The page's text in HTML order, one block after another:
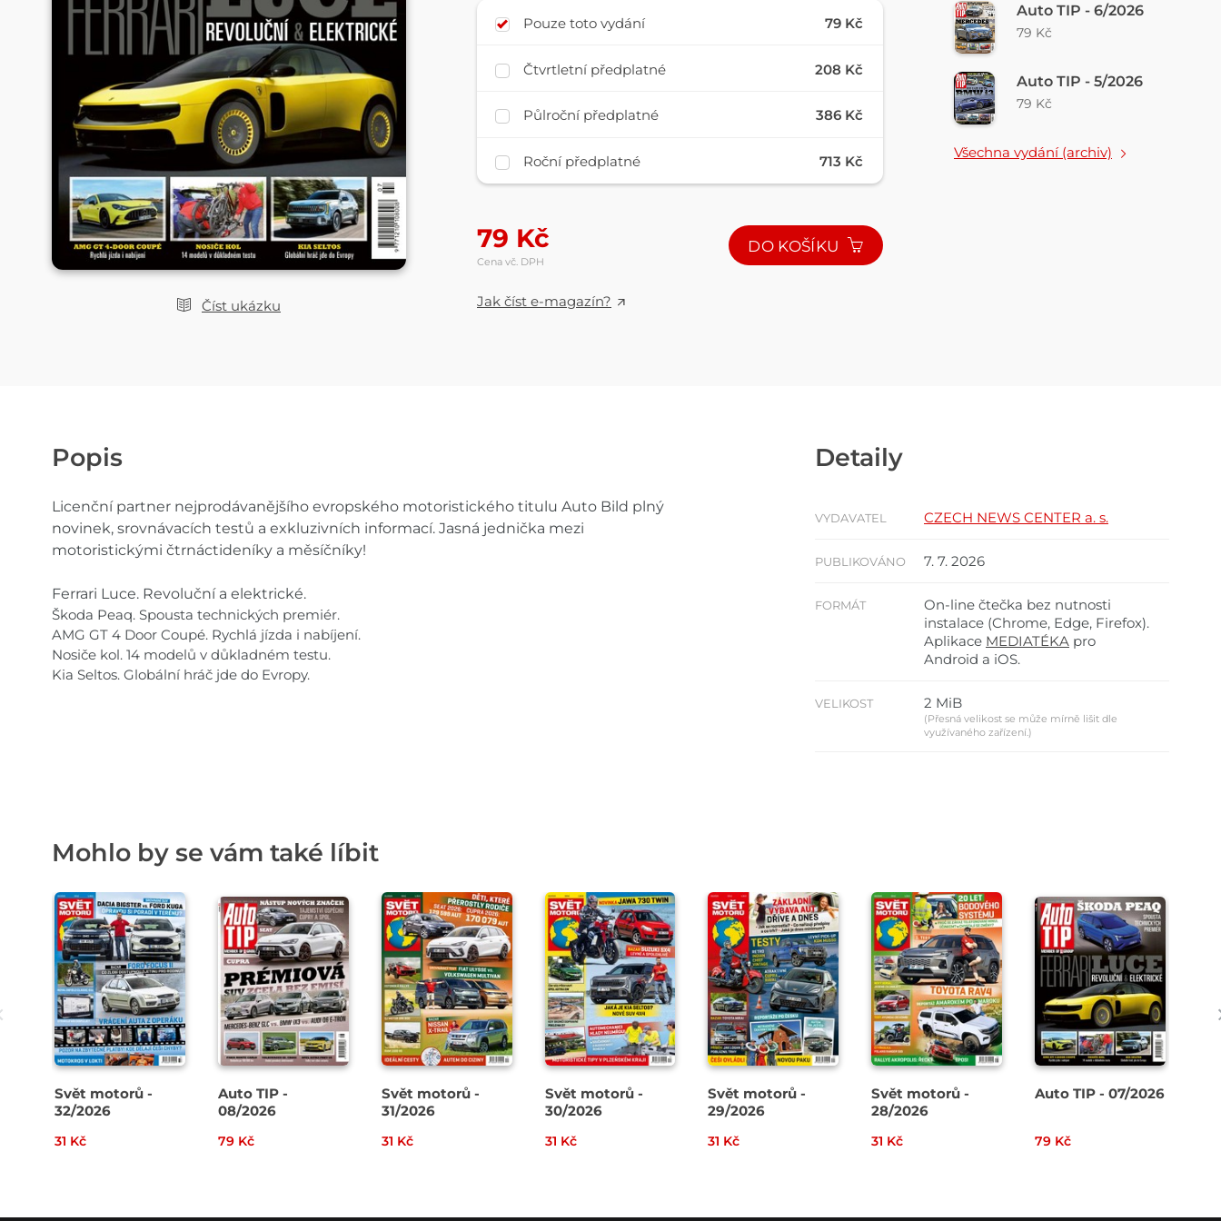
Číst ukázku
Pouze toto vydání 79 Kč
Čtvrtletní předplatné 208 Kč
Půlroční předplatné 386 Kč
Roční předplatné 713 Kč
79 Kč
Cena vč. DPH
DO KOŠÍKU
Jak číst e-magazín?
Auto TIP - 6/2026
79 Kč
Auto TIP - 5/2026
79 Kč
Všechna vydání (archiv)
Popis
Licenční partner nejprodávanějšího evropského motoristického titulu Auto Bild plný
novinek, srovnávacích testů a exkluzivních informací. Jasná jednička mezi
motoristickými čtrnáctideníky a měsíčníky!
Ferrari Luce. Revoluční a elektrické.
Škoda Peaq. Spousta technických premiér.
AMG GT 4 Door Coupé. Rychlá jízda i nabíjení.
Nosiče kol. 14 modelů v důkladném testu.
Kia Seltos. Globální hráč jde do Evropy.
Detaily
VYDAVATEL CZECH NEWS CENTER a. s.
PUBLIKOVÁNO 7. 7. 2026
FORMÁT
On-line čtečka bez nutnosti
instalace (Chrome, Edge, Firefox).
Aplikace MEDIATÉKA pro
Android a iOS.
VELIKOST 2 MiB
(Přesná velikost se může mírně lišit dle
využívaného zařízení.)
Mohlo by se vám také líbit
Svět motorů -
32/2026
31 Kč
Auto TIP -
08/2026
79 Kč
Svět motorů -
31/2026
31 Kč
Svět motorů -
30/2026
31 Kč
Svět motorů -
29/2026
31 Kč
Svět motorů -
28/2026
31 Kč
Auto TIP - 07/2026
79 Kč